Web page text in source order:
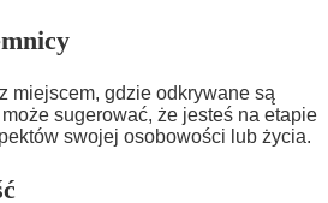
miejscem, gdzie odkrywane są
sugerować, że jesteś na etapie
swojej osobowości lub życia.